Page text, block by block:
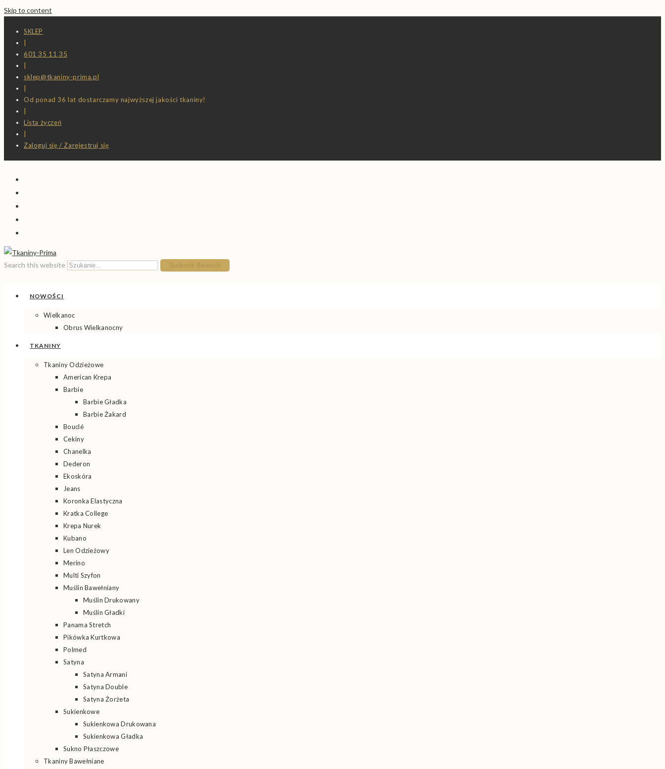
Skip to content
SKLEP
601 35 11 35
sklep@tkaniny-prima.pl
Od ponad 36 lat dostarczamy najwyższej jakości tkaniny!
Lista życzeń
Zaloguj się / Zarejestruj się
Search this website
NOWOŚCI
Wielkanoc
Obrus Wielkanocny
TKANINY
Tkaniny Odzieżowe
American Krepa
Barbie
Barbie Gładka
Barbie Żakard
Bouclé
Cekiny
Chanelka
Dederon
Ekoskóra
Jeans
Koronka Elastyczna
Kratka College
Krepa Nurek
Kubano
Len Odzieżowy
Merino
Multi Szyfon
Muślin Bawełniany
Muślin Drukowany
Muślin Gładki
Panama Stretch
Pikówka Kurtkowa
Polmed
Satyna
Satyna Armani
Satyna Double
Satyna Żorżeta
Sukienkowe
Sukienkowa Drukowana
Sukienkowa Gładka
Sukno Płaszczowe
Tkaniny Bawełniane